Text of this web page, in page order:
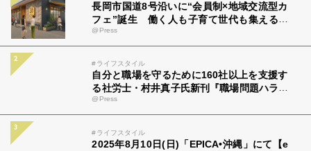
長岡市国道8号沿いに“会員制×地域交流型カ
フェ”誕生 働く人も子育て世代も集える新
拠点「ミツバチコーヒー」
@Press
#ライフスタイル
自分と職場を守るために160社以上を支援す
る社労士・村井真子氏新刊『職場問題ハラス
メントのトリセツ』（アルク）9月22日発売
@Press
#ライフスタイル
2025年8月10日(日)「EPICA•沖縄」にて【e